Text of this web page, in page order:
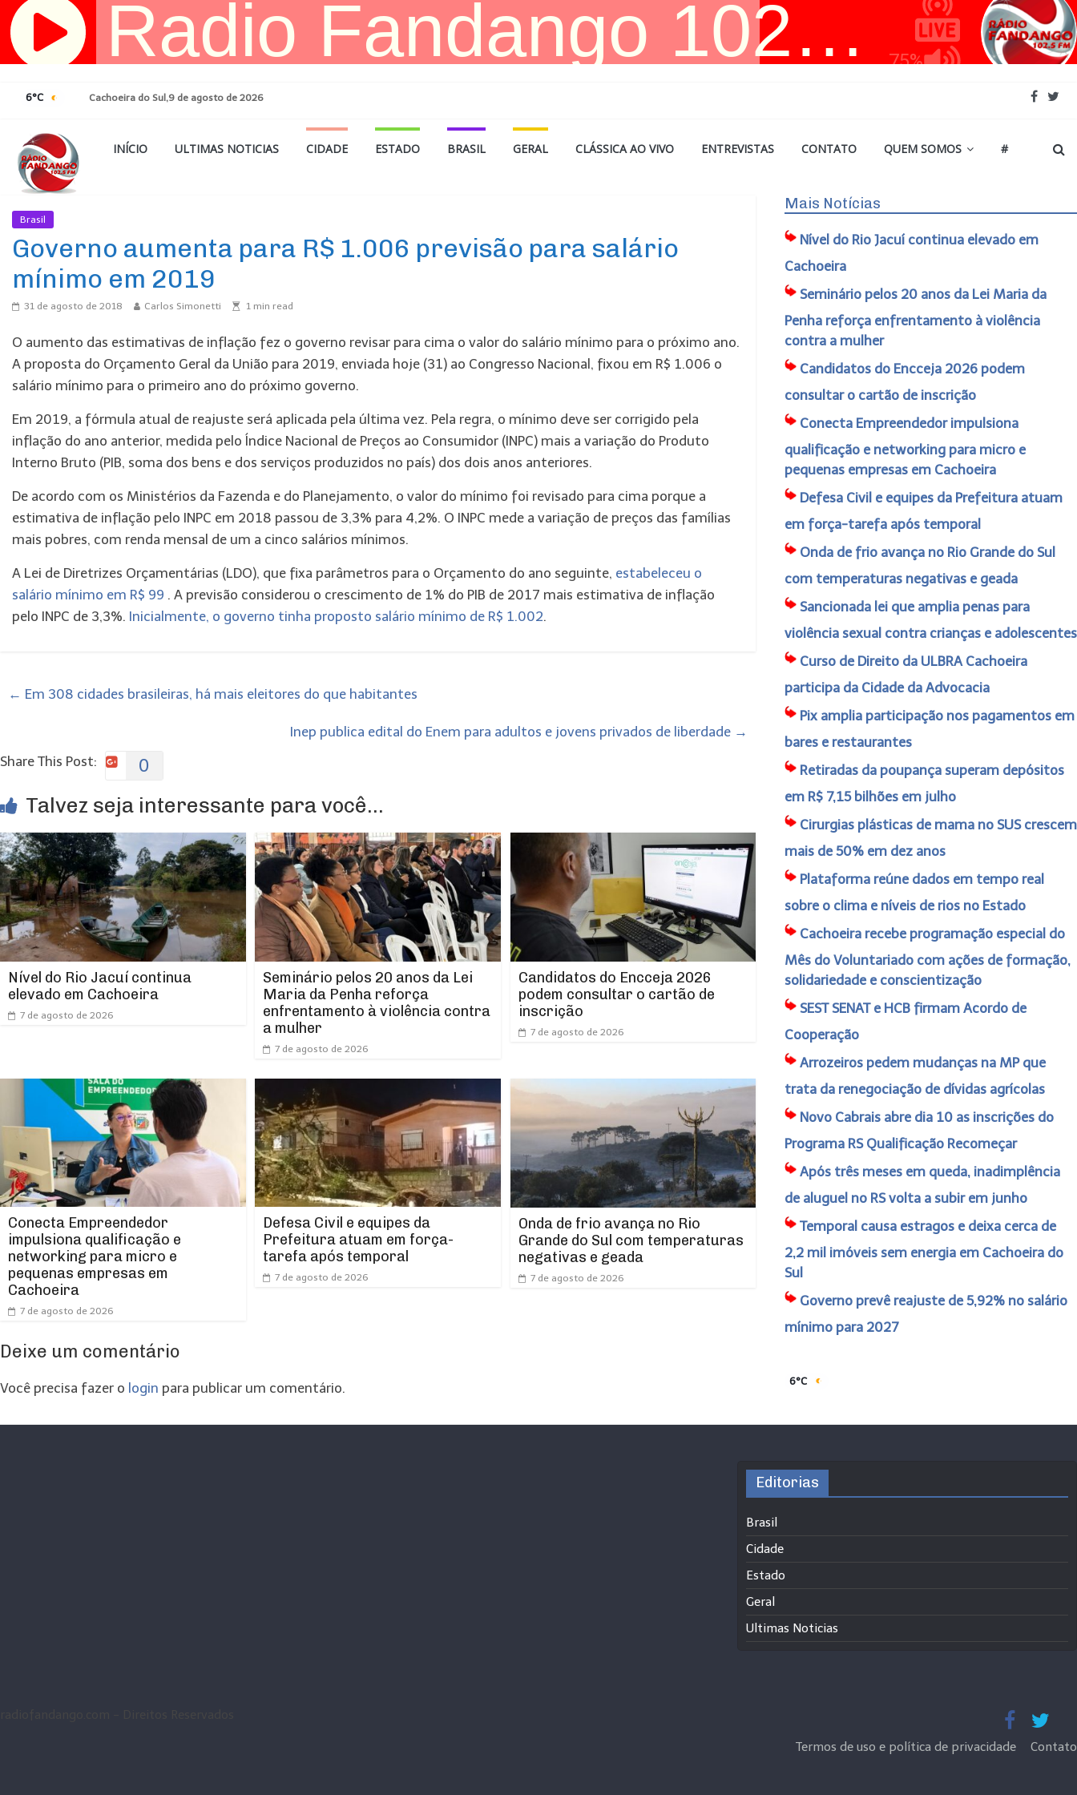
Pular
para
6°C Cachoeira do Sul,9 de agosto de 2026
INÍCIO ULTIMAS NOTICIAS CIDADE ESTADO BRASIL GERAL CLÁSSICA AO VIVO ENTREVISTAS CONTATO QUEM SOMOS #
Brasil
Governo aumenta para R$ 1.006 previsão para salário
mínimo em 2019
31 de agosto de 2018 Carlos Simonetti 1 min read
O aumento das estimativas de inflação fez o governo revisar para cima o valor do salário mínimo para o próximo ano.
A proposta do Orçamento Geral da União para 2019, enviada hoje (31) ao Congresso Nacional, fixou em R$ 1.006 o
salário mínimo para o primeiro ano do próximo governo.
Em 2019, a fórmula atual de reajuste será aplicada pela última vez. Pela regra, o mínimo deve ser corrigido pela
inflação do ano anterior, medida pelo Índice Nacional de Preços ao Consumidor (INPC) mais a variação do Produto
Interno Bruto (PIB, soma dos bens e dos serviços produzidos no país) dos dois anos anteriores.
De acordo com os Ministérios da Fazenda e do Planejamento, o valor do mínimo foi revisado para cima porque a
estimativa de inflação pelo INPC em 2018 passou de 3,3% para 4,2%. O INPC mede a variação de preços das famílias
mais pobres, com renda mensal de um a cinco salários mínimos.
A Lei de Diretrizes Orçamentárias (LDO), que fixa parâmetros para o Orçamento do ano seguinte, estabeleceu o
salário mínimo em R$ 99 . A previsão considerou o crescimento de 1% do PIB de 2017 mais estimativa de inflação
pelo INPC de 3,3%. Inicialmente, o governo tinha proposto salário mínimo de R$ 1.002.
← Em 308 cidades brasileiras, há mais eleitores do que habitantes
Inep publica edital do Enem para adultos e jovens privados de liberdade →
Share This Post:
0
Talvez seja interessante para você...
Nível do Rio Jacuí continua
elevado em Cachoeira
7 de agosto de 2026
Seminário pelos 20 anos da Lei
Maria da Penha reforça
enfrentamento à violência contra
a mulher
7 de agosto de 2026
Candidatos do Encceja 2026
podem consultar o cartão de
inscrição
7 de agosto de 2026
Conecta Empreendedor
impulsiona qualificação e
networking para micro e
pequenas empresas em
Cachoeira
7 de agosto de 2026
Defesa Civil e equipes da
Prefeitura atuam em força-
tarefa após temporal
7 de agosto de 2026
Onda de frio avança no Rio
Grande do Sul com temperaturas
negativas e geada
7 de agosto de 2026
Deixe um comentário
Você precisa fazer o login para publicar um comentário.
Mais Notícias
Nível do Rio Jacuí continua elevado em
Cachoeira
Seminário pelos 20 anos da Lei Maria da
Penha reforça enfrentamento à violência
contra a mulher
Candidatos do Encceja 2026 podem
consultar o cartão de inscrição
Conecta Empreendedor impulsiona
qualificação e networking para micro e
pequenas empresas em Cachoeira
Defesa Civil e equipes da Prefeitura atuam
em força-tarefa após temporal
Onda de frio avança no Rio Grande do Sul
com temperaturas negativas e geada
Sancionada lei que amplia penas para
violência sexual contra crianças e adolescentes
Curso de Direito da ULBRA Cachoeira
participa da Cidade da Advocacia
Pix amplia participação nos pagamentos em
bares e restaurantes
Retiradas da poupança superam depósitos
em R$ 7,15 bilhões em julho
Cirurgias plásticas de mama no SUS crescem
mais de 50% em dez anos
Plataforma reúne dados em tempo real
sobre o clima e níveis de rios no Estado
Cachoeira recebe programação especial do
Mês do Voluntariado com ações de formação,
solidariedade e conscientização
SEST SENAT e HCB firmam Acordo de
Cooperação
Arrozeiros pedem mudanças na MP que
trata da renegociação de dívidas agrícolas
Novo Cabrais abre dia 10 as inscrições do
Programa RS Qualificação Recomeçar
Após três meses em queda, inadimplência
de aluguel no RS volta a subir em junho
Temporal causa estragos e deixa cerca de
2,2 mil imóveis sem energia em Cachoeira do
Sul
Governo prevê reajuste de 5,92% no salário
mínimo para 2027
6°C
Editorias
Brasil
Cidade
Estado
Geral
Ultimas Noticias
Termos de uso e política de privacidade Contato